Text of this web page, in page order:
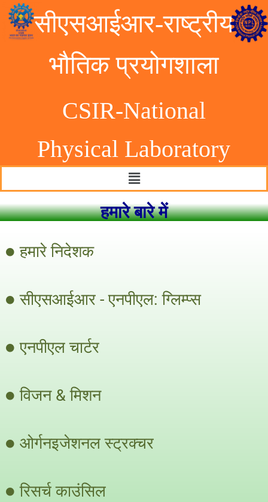
सीएसआईआर-राष्ट्रीय
भौतिक प्रयोगशाला
CSIR-National
Physical Laboratory
हमारे बारे में
हमारे निदेशक
सीएसआईआर - एनपीएल: ग्लिम्प्स
एनपीएल चार्टर
विजन & मिशन
ओर्गनइजेशनल स्ट्रक्चर
रिसर्च काउंसिल